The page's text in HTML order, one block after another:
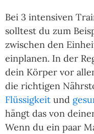
Bei 3 intensiven
solltest du zum
zwischen den
einplanen. In der
dein Körper vor
die richtigen
Flüssigkeit und
hängt das von
Wenn du ein paar